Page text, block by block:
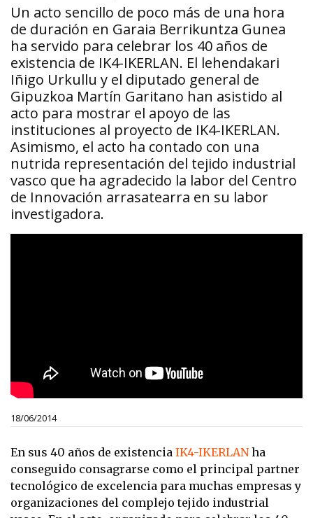
Un acto sencillo de poco más de una hora
de duración en Garaia Berrikuntza Gunea
ha servido para celebrar los 40 años de
existencia de IK4-IKERLAN. El lehendakari
Iñigo Urkullu y el diputado general de
Gipuzkoa Martín Garitano han asistido al
acto para mostrar el apoyo de las
instituciones al proyecto de IK4-IKERLAN.
Asimismo, el acto ha contado con una
nutrida representación del tejido industrial
vasco que ha agradecido la labor del Centro
de Innovación arrasatearra en su labor
investigadora.
18/06/2014
En sus 40 años de existencia IK4-IKERLANha
conseguido consagrarse como el principal partner
tecnológico de excelencia para muchas empresas y
organizaciones del complejo tejido industrial